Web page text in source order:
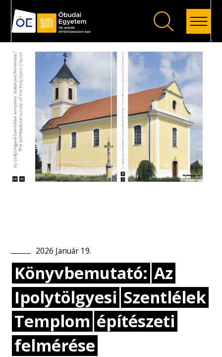
Vissza
2026 Január 19.
Könyvbemutató: Az
Ipolytölgyesi Szentlélek
Templom építészeti
felmérése